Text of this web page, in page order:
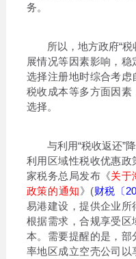
务。
所以，地方政府“税
展情况等因素影响，
选择注册地时综合考虑
税收成本等多方面因
选择。
与利用“税收返还”降
利用区域性税收优惠政
家税务总局发布《关于
政策的通知》(财税〔
易港建设，提供企业所
根据需求，合规享受
本。需要提醒的是，
率地区成立空壳公司以